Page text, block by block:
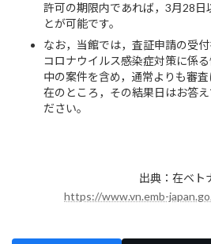
許可の期限内であれば，3月28日
とが可能です。
なお，当館では，査証申請の受
コロナウイルス感染症対策に係
中の案件を含め，通常よりも審
在のところ，その結果日はお答
ださい。
出典：在ベト
https://www.vn.emb-